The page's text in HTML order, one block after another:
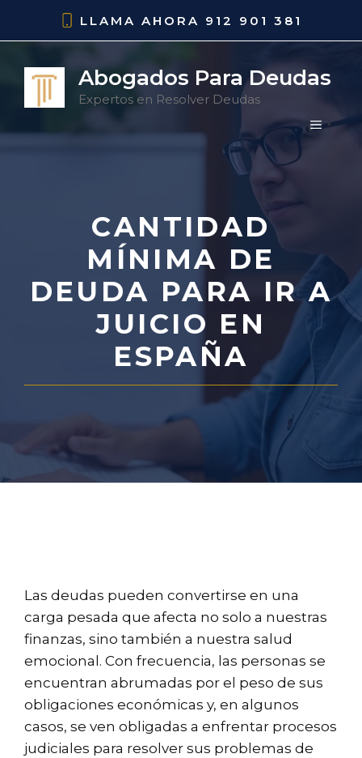
LLAMA AHORA 912 901 381
Abogados Para Deudas
Expertos en Resolver Deudas
MENÚ
CANTIDAD
MÍNIMA DE
DEUDA PARA IR A
JUICIO EN
ESPAÑA
Las deudas pueden convertirse en una
carga pesada que afecta no solo a nuestras
finanzas, sino también a nuestra salud
emocional. Con frecuencia, las personas se
encuentran abrumadas por el peso de sus
obligaciones económicas y, en algunos
casos, se ven obligadas a enfrentar procesos
judiciales para resolver sus problemas de